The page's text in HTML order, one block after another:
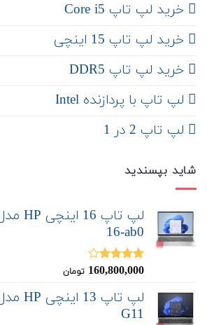
خرید لپ تاپ Core i5
‌‌ خرید لپ تاپ 15 اینچی
خرید لپ تاپ DDR5
لپ تاپ با پردازنده Intel
لپ تاپ 2 در 1
شاید بپسندید
16-ab0
نمره
160,800,000 تومان
G11